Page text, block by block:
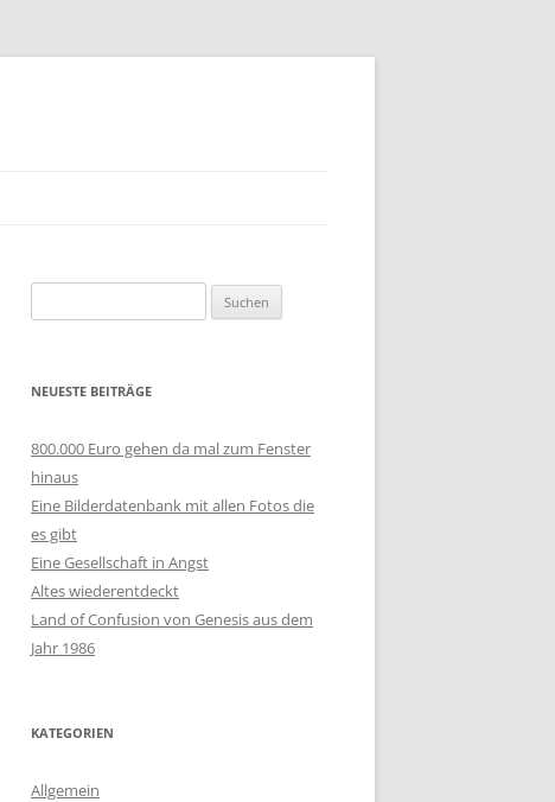
nach:
NEUESTE BEITRÄGE
800.000 Euro gehen da mal zum Fenster
hinaus
Eine Bilderdatenbank mit allen Fotos die
es gibt
Eine Gesellschaft in Angst
Altes wiederentdeckt
Land of Confusion von Genesis aus dem
Jahr 1986
KATEGORIEN
Allgemein